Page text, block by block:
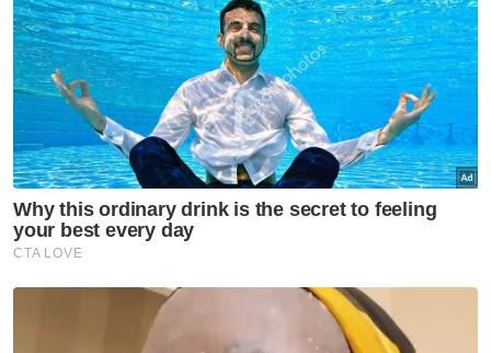
Ketiga, peningkatan skandal-skandal rasuah
dan penggubalan wang haram berprofil
tinggi di Malaysia yang melibatkan aktor-
kepada reputasi integriti negara tercemar
dan menyebabkan usaha menangani isu ini